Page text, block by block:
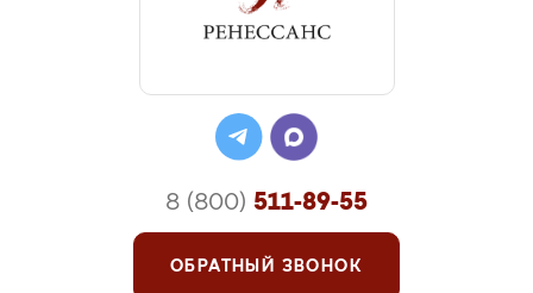
8 (800) 511-89-55
ОБРАТНЫЙ ЗВОНОК